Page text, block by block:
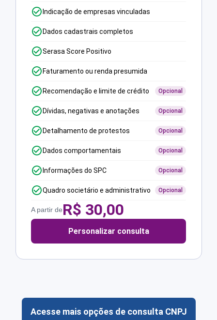
Indicação de empresas vinculadas
Dados cadastrais completos
Serasa Score Positivo
Faturamento ou renda presumida
Recomendação e limite de crédito Opcional
Dívidas, negativas e anotações Opcional
Detalhamento de protestos Opcional
Dados comportamentais Opcional
Informações do SPC Opcional
Quadro societário e administrativo Opcional
A partir deR$ 30,00
Personalizar consulta
Acesse mais opções de consulta CNPJ